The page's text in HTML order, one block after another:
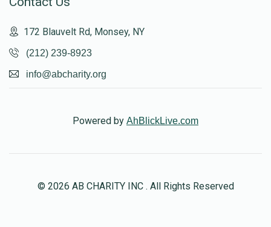
172 Blauvelt Rd, Monsey, NY
(212) 239-8923
info@abcharity.org
Powered by AhBlickLive.com
© 2026 AB CHARITY INC . All Rights Reserved